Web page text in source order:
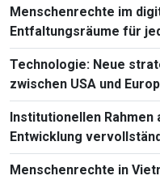
Menschenrechte im
Entfaltungsräume für
Technologie: Neue
zwischen USA und
Institutionellen
Entwicklung
Menschenrechte in